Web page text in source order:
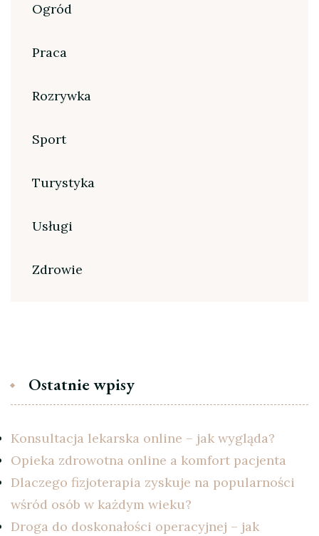
Ogród
Praca
Rozrywka
Sport
Turystyka
Usługi
Zdrowie
Ostatnie wpisy
Konsultacja lekarska online – jak wygląda?
Opieka zdrowotna online a komfort pacjenta
Dlaczego fizjoterapia zyskuje na popularności
wśród osób w każdym wieku?
Droga do doskonałości operacyjnej – jak